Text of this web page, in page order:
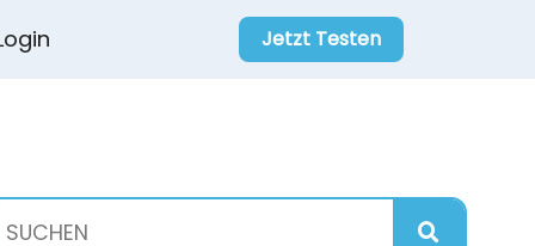
Jetzt Testen